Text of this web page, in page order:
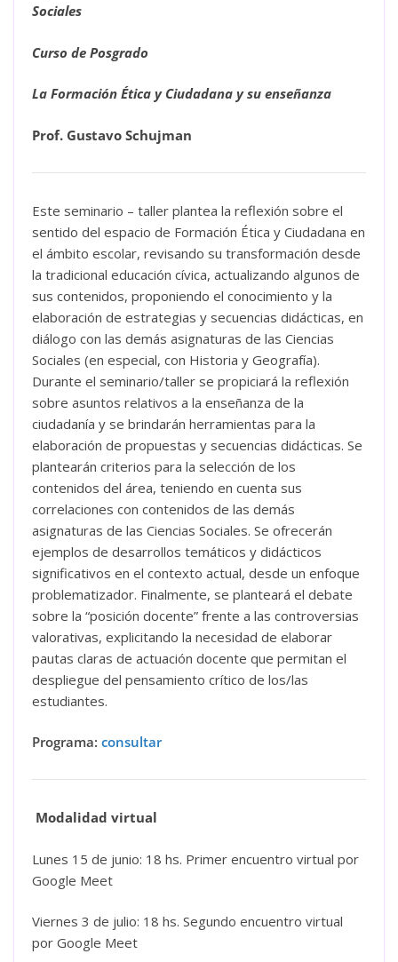
Sociales
Curso de Posgrado
La Formación Ética y Ciudadana y su enseñanza
Prof. Gustavo Schujman
Este seminario – taller plantea la reflexión sobre el
sentido del espacio de Formación Ética y Ciudadana en
el ámbito escolar, revisando su transformación desde
la tradicional educación cívica, actualizando algunos de
sus contenidos, proponiendo el conocimiento y la
elaboración de estrategias y secuencias didácticas, en
diálogo con las demás asignaturas de las Ciencias
Sociales (en especial, con Historia y Geografía).
Durante el seminario/taller se propiciará la reflexión
sobre asuntos relativos a la enseñanza de la
ciudadanía y se brindarán herramientas para la
elaboración de propuestas y secuencias didácticas. Se
plantearán criterios para la selección de los
contenidos del área, teniendo en cuenta sus
correlaciones con contenidos de las demás
asignaturas de las Ciencias Sociales. Se ofrecerán
ejemplos de desarrollos temáticos y didácticos
significativos en el contexto actual, desde un enfoque
problematizador. Finalmente, se planteará el debate
sobre la “posición docente” frente a las controversias
valorativas, explicitando la necesidad de elaborar
pautas claras de actuación docente que permitan el
despliegue del pensamiento crítico de los/las
estudiantes.
Programa: consultar
Modalidad virtual
Lunes 15 de junio: 18 hs. Primer encuentro virtual por
Google Meet
Viernes 3 de julio: 18 hs. Segundo encuentro virtual
por Google Meet